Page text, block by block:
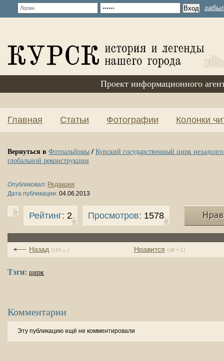
Проект информационного
Главная Статьи Фотографии Колонки
Вернуться в Фотоальбомы/ Курский государственный цирк
глобальной реконструкции
Опубликовал: Редакция
Дата публикации: 04.06.2013
Рейтинг: 2 Просмотров: 1578
Нравится (alt + L)
Назад (ctrl ←)
Тэги: цирк
Комментарии
Эту публикацию ещё не комментировали